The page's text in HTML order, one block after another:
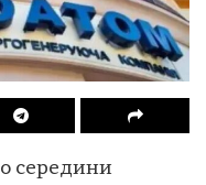
середини